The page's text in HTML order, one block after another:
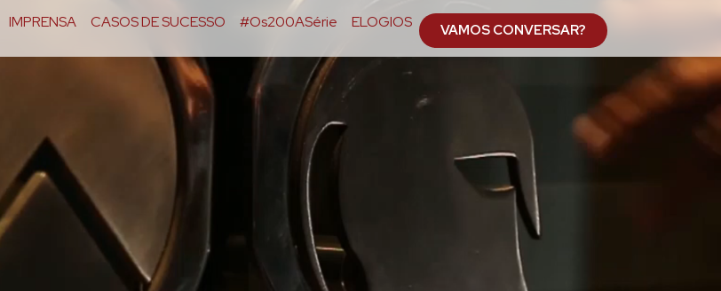
IMPRENSA CASOS DE SUCESSO #Os200ASérie ELOGIOS VAMOS CONVERSAR?